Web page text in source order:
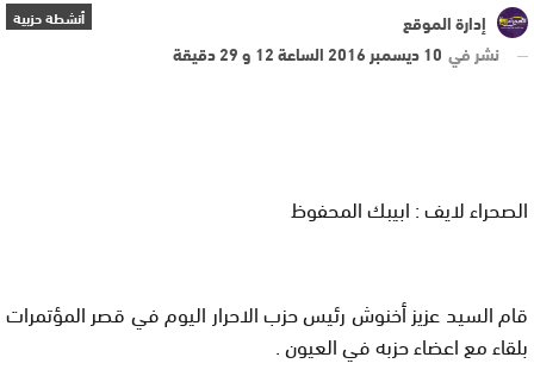
أنشطة حزبية
إدارة الموقع
نشر في 10 ديسمبر 2016 الساعة 12 و 29 دقيقة
الصحراء لايف : ابيبك المحفوظ
قامالسيد عزيز أخنوشرئيس حزب الاحرار اليوم في قصر المؤتمرات
بلقاء مع اعضاء حزبه في العيون .